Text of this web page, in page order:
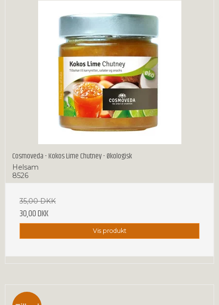
Cosmoveda - Kokos Lime Chutney - Økologisk
Helsam
8526
35,00 DKK
30,00 DKK
Vis produkt